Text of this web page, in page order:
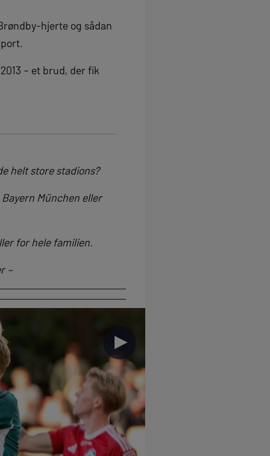
hjerte og sådan
– et brud, der fik
helt store stadions?
München eller
for hele familien.
–
►